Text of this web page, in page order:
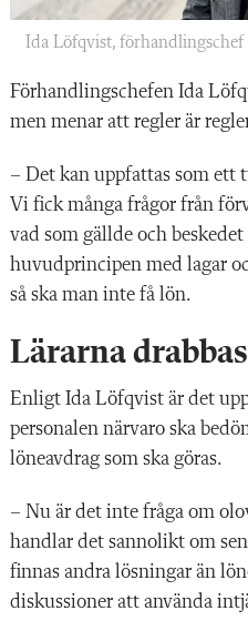
Ida Löfqvist, förhandlingschef
Förhandlingschefen Ida
men menar att regler är
– Det kan uppfattas som ett
Vi fick många frågor från
vad som gällde och
huvudprincipen med lagar
så ska man inte få lön.
Lärarna
Enligt Ida Löfqvist är det
personalen närvaro ska
löneavdrag som ska göras.
– Nu är det inte fråga om
handlar det sannolikt om
finnas andra lösningar än
diskussioner att använda